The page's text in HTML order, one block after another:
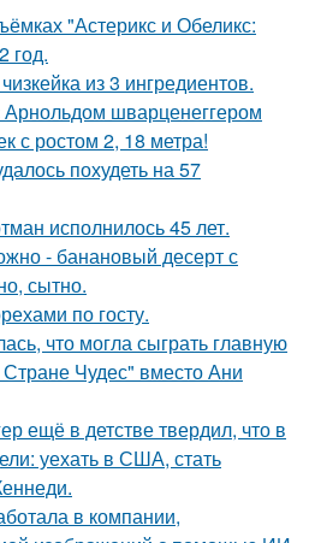
"Астерикс и Обеликс:
год.
из 3 ингредиентов.
шварценеггером
с ростом 2, 18 метра!
похудеть на 57
исполнилось 45 лет.
- банановый десерт с
сытно.
по госту.
что могла сыграть главную
Чудес" вместо Ани
ещё в детстве твердил, что в
уехать в США, стать
в компании,